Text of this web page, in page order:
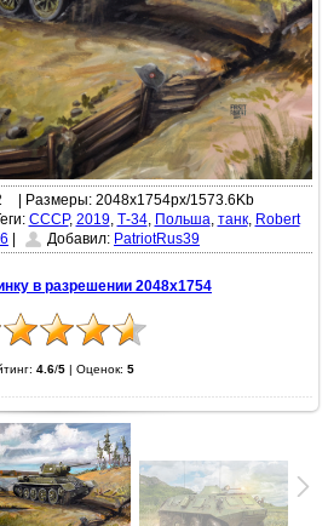
| Размеры: 2048x1754px/1573.6Kb
СССР, 2019, Т-34, Польша, танк, Robert
Добавил: PatriotRus39
в разрешении 2048x1754
4.6/5| Оценок: 5